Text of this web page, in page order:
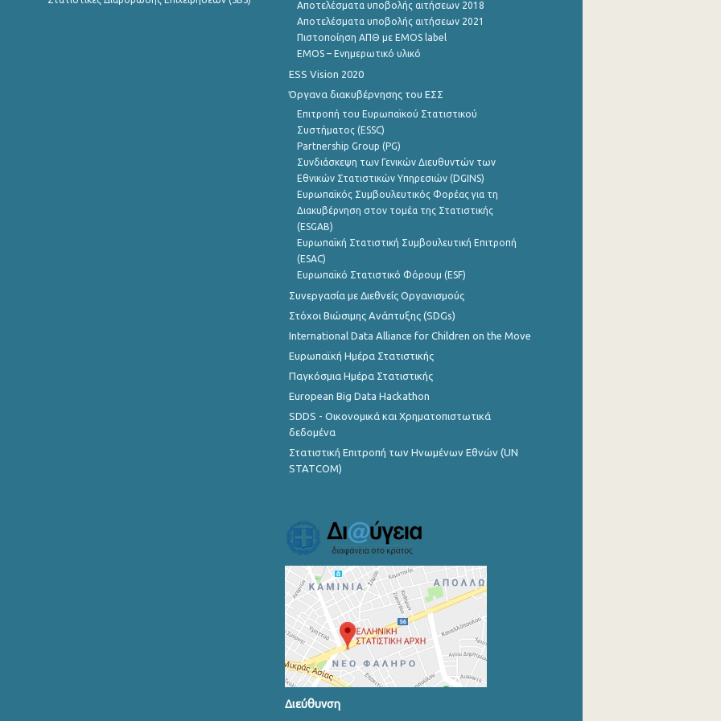
Αποτελέσματα υποβολής αιτήσεων 2018
Αποτελέσματα υποβολής αιτήσεων 2021
Πιστοποίηση ΑΠΘ με EMOS label
EMOS – Ενημερωτικό υλικό
ESS Vision 2020
Όργανα διακυβέρνησης του ΕΣΣ
Επιτροπή του Ευρωπαϊκού Στατιστικού
Συστήματος (ESSC)
Partnership Group (PG)
Συνδιάσκεψη των Γενικών Διευθυντών των
Εθνικών Στατιστικών Υπηρεσιών (DGINS)
Ευρωπαϊκός Συμβουλευτικός Φορέας για τη
Διακυβέρνηση στον τομέα της Στατιστικής
(ESGAB)
Ευρωπαϊκή Στατιστική Συμβουλευτική Επιτροπή
(ESAC)
Ευρωπαϊκό Στατιστικό Φόρουμ (ESF)
Συνεργασία με Διεθνείς Οργανισμούς
Στόχοι Βιώσιμης Ανάπτυξης (SDGs)
International Data Alliance for Children on the Move
Ευρωπαϊκή Ημέρα Στατιστικής
Παγκόσμια Ημέρα Στατιστικής
European Big Data Hackathon
SDDS - Οικονομικά και Χρηματοπιστωτικά
δεδομένα
Στατιστική Επιτροπή των Ηνωμένων Εθνών (UN
STATCOM)
Διεύθυνση